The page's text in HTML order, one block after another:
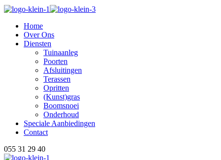
Home
Over Ons
Diensten
Tuinaanleg
Poorten
Afsluitingen
Terassen
Opritten
(Kunst)gras
Boomsnoei
Onderhoud
Speciale Aanbiedingen
Contact
055 31 29 40